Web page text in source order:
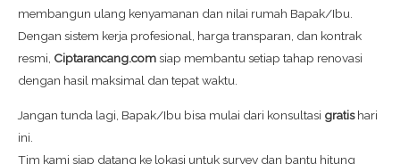
membangun ulang kenyamanan dan nilai rumah Bapak/Ibu.
Dengan sistem kerja profesional, harga transparan, dan kontrak
resmi, Ciptarancang.comsiap membantu setiap tahap renovasi
dengan hasil maksimal dan tepat waktu.
Jangan tunda lagi, Bapak/Ibu bisa mulai dari konsultasi gratishari
ini.
Tim kami siap datang ke lokasi untuk survey dan bantu hitung